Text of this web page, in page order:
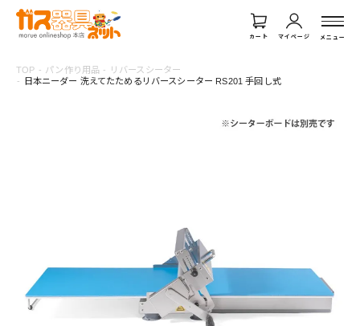
カート マイページ メニュー
TOP パン作り用品
リバースシーター
日本ニーダー 洗えてたためるリバースシーター RS201 手回し式